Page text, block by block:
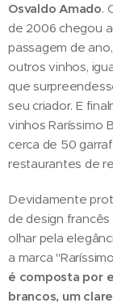
Osvaldo Amado.
de 2006 chegou
passagem de
outros vinhos,
que
seu criador. E
vinhos Raríssimo
cerca de 50
restaurantes de
Devidamente
de design
olhar pela
a marca
é composta por
brancos, um